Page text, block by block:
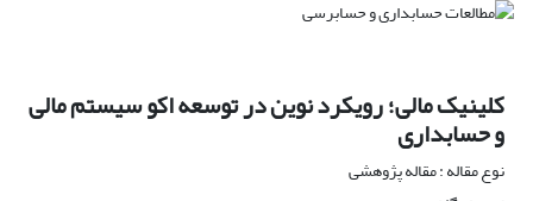
کلینیک مالی؛ رویکرد نوین در توسعه اکو سیستم مالی
و حسابداری
نوع مقاله : مقاله پژوهشی